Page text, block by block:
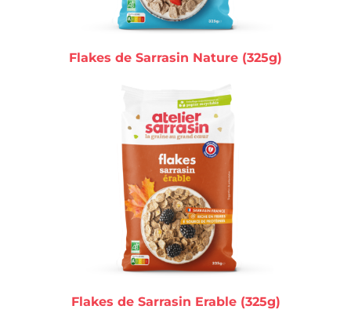
Flakes de Sarrasin Nature (325g)
Flakes de Sarrasin Erable (325g)